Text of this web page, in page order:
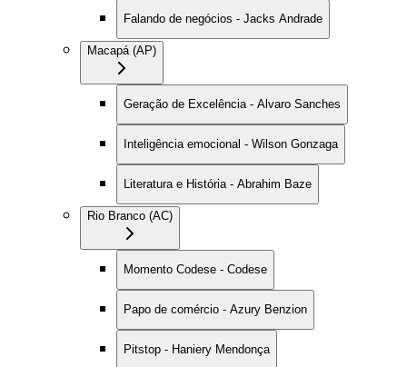
Falando de negócios - Jacks Andrade
Macapá (AP)
Geração de Excelência - Alvaro Sanches
Inteligência emocional - Wilson Gonzaga
Literatura e História - Abrahim Baze
Rio Branco (AC)
Momento Codese - Codese
Papo de comércio - Azury Benzion
Pitstop - Haniery Mendonça